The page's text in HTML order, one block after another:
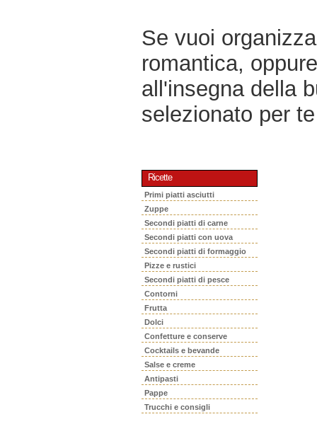
Se vuoi
romantica,
all'insegna della
selezionato per
Ricette
Primi piatti asciutti
Zuppe
Secondi piatti di carne
Secondi piatti con uova
Secondi piatti di formaggio
Pizze e rustici
Secondi piatti di pesce
Contorni
Frutta
Dolci
Confetture e conserve
Cocktails e bevande
Salse e creme
Antipasti
Pappe
Trucchi e consigli